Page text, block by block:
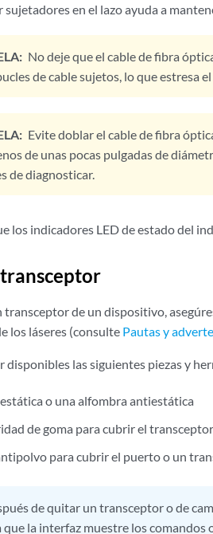
sujetadores en el lazo ayuda a
No deje que el cable de fibra
de cable sujetos, lo que estresa
Evite doblar el cable de fibra
de unas pocas pulgadas de
de diagnosticar.
los indicadores LED de estado del
de un dispositivo,
los láseres (consulte Pautas y
disponibles las siguientes piezas y
o una alfombra antiestática
de goma para cubrir el
para cubrir el puerto o un
de quitar un transceptor o de
que la interfaz muestre los comandos